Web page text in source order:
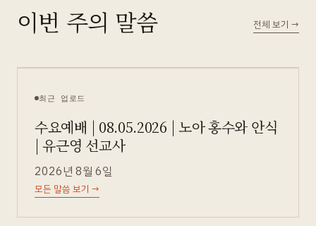
이번 주의 말씀 전체 보기 →
최근 업로드
수요예배 | 08.05.2026 | 노아 홍수와 안식
| 유근영 선교사
2026년 8월 6일
모든 말씀 보기 →